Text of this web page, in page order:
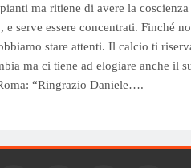
ma ritiene di avere la coscienza
serve essere concentrati. Finché
stare attenti. Il calcio ti
ma ci tiene ad elogiare anche il
“Ringrazio Daniele….